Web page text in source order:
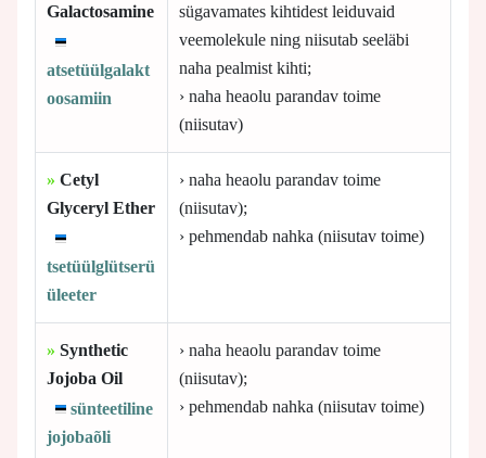
Galactosamine
atsetüülgalakt
oosamiin
sügavamates kihtidest leiduvaid
veemolekule ning niisutab seeläbi
naha pealmist kihti;
› naha heaolu parandav toime
(niisutav)
» Cetyl
Glyceryl Ether
tsetüülglütserü
üleeter
› naha heaolu parandav toime
(niisutav);
› pehmendab nahka (niisutav toime)
» Synthetic
Jojoba Oil
sünteetiline
jojobaõli
› naha heaolu parandav toime
(niisutav);
› pehmendab nahka (niisutav toime)